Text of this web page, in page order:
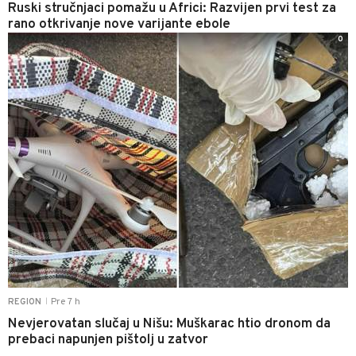
Ruski stručnjaci pomažu u Africi: Razvijen prvi test za
rano otkrivanje nove varijante ebole
REGION Pre 7 h
Nevjerovatan slučaj u Nišu: Muškarac htio dronom da
prebaci napunjen pištolj u zatvor
0